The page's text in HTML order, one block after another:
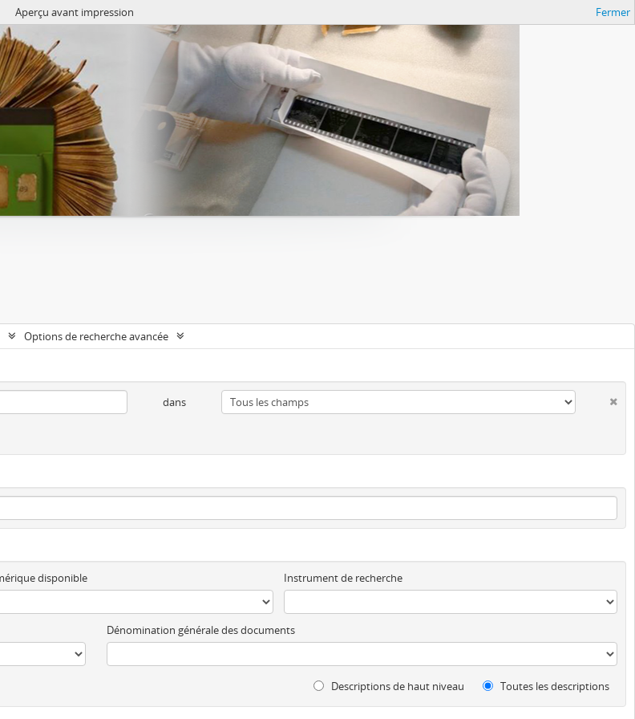
Aperçu avant impression Fermer
Options de recherche avancée
dans
disponible Instrument de recherche
Dénomination générale des documents
Descriptions de haut niveau Toutes les descriptions